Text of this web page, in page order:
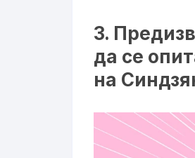
3.
да се
на